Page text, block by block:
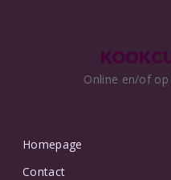
Online en/of
Homepage
Contact